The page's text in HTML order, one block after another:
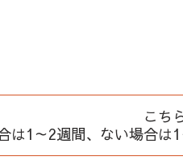
こち
は1～2週間、ない場合は